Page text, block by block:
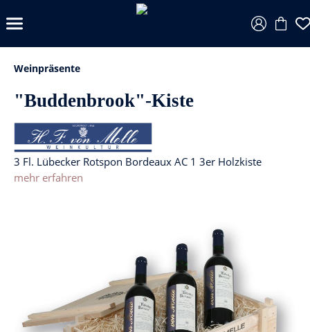
Weinpräsente
"Buddenbrook"-Kiste
3 Fl. Lübecker Rotspon Bordeaux AC 1 3er Holzkiste
mehr erfahren